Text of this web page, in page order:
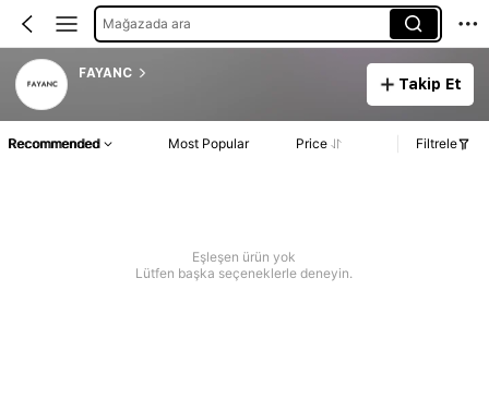
Mağazada ara
FAYANC
Takip Et
Recommended Most Popular Price Filtrele
Eşleşen ürün yok
Lütfen başka seçeneklerle deneyin.